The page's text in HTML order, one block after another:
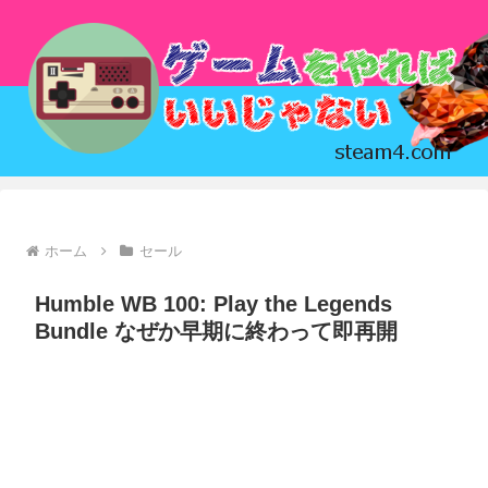
ホーム セール
Humble WB 100: Play the Legends
Bundle なぜか早期に終わって即再開